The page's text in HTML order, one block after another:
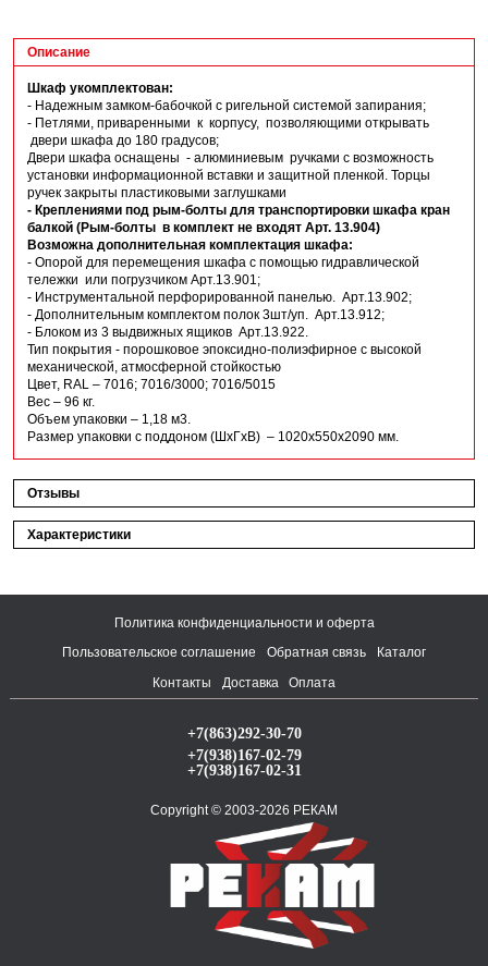
Описание
Шкаф укомплектован:
- Надежным замком-бабочкой с ригельной системой запирания;
- Петлями, приваренными к корпусу, позволяющими открывать
двери шкафа до 180 градусов;
Двери шкафа оснащены - алюминиевым ручками с возможность
установки информационной вставки и защитной пленкой. Торцы
ручек закрыты пластиковыми заглушками
- Креплениями под рым-болты для транспортировки шкафа кран
балкой (Рым-болты в комплект не входят Арт. 13.904)
Возможна дополнительная комплектация шкафа:
- Опорой для перемещения шкафа с помощью гидравлической
тележки или погрузчиком Арт.13.901;
- Инструментальной перфорированной панелью. Арт.13.902;
- Дополнительным комплектом полок 3шт/уп. Арт.13.912;
- Блоком из 3 выдвижных ящиков Арт.13.922.
Тип покрытия - порошковое эпоксидно-полиэфирное с высокой
механической, атмосферной стойкостью
Цвет, RAL – 7016; 7016/3000; 7016/5015
Вес – 96 кг.
Объем упаковки – 1,18 м3.
Размер упаковки с поддоном (ШхГхВ) – 1020х550х2090 мм.
Отзывы
Характеристики
Политика конфиденциальности и оферта
Пользовательское соглашение
Обратная связь
Каталог
Контакты
Доставка Оплата
+7(863)292-30-70
+7(938)167-02-79
+7(938)167-02-31
Copyright © 2003-2026 РЕКАМ